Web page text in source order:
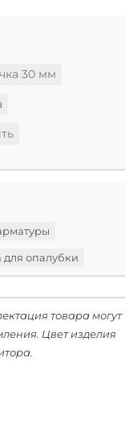
30 мм
для опалубки
товара могут
Цвет изделия